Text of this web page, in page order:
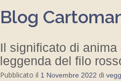
Blog
Il significato di
leggenda del filo
Pubblicato il 1 Novembre 2022 di